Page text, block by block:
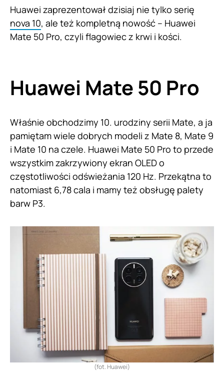
Huawei zaprezentował dzisiaj nie tylko serię
nova 10, ale też kompletną nowość – Huawei
Mate 50 Pro, czyli flagowiec z krwi i kości.
Huawei Mate 50 Pro
Właśnie obchodzimy 10. urodziny serii Mate, a ja
pamiętam wiele dobrych modeli z Mate 8, Mate 9
i Mate 10 na czele. Huawei Mate 50 Pro to przede
wszystkim zakrzywiony ekran OLED o
częstotliwości odświeżania 120 Hz. Przekątna to
natomiast 6,78 cala i mamy też obsługę palety
barw P3.
(fot. Huawei)